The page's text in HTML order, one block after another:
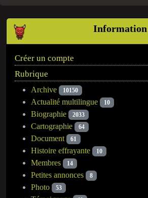
Information
Créer un compte
Rubrique
Archive 10150
Actualité multilingue 10
Biographie 2033
Cartographie 64
Document 61
Histoire effrayante 10
Membres 14
Petites annonces 8
Photo 53